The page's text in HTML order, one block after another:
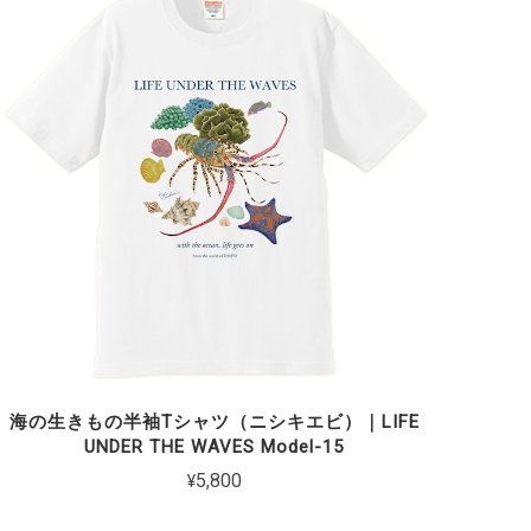
海の生きもの半袖Tシャツ（ニシキエビ）｜LIFE
UNDER THE WAVES Model-15
¥5,800